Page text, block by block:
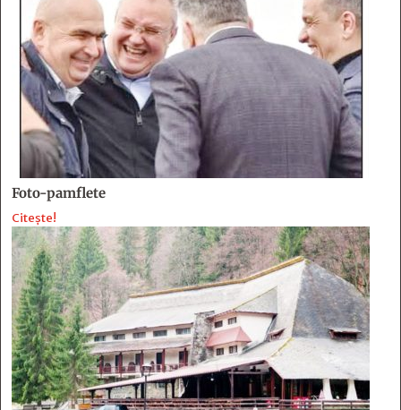
Foto-pamflete
Citește!